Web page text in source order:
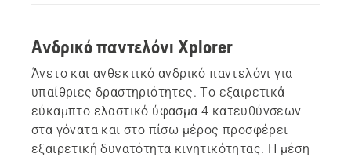
Ανδρικό παντελόνι Xplorer
Άνετο και ανθεκτικό ανδρικό παντελόνι για
υπαίθριες δραστηριότητες. Το εξαιρετικά
εύκαμπτο ελαστικό ύφασμα 4 κατευθύνσεων
στα γόνατα και στο πίσω μέρος προσφέρει
εξαιρετική δυνατότητα κινητικότητας. Η μέση